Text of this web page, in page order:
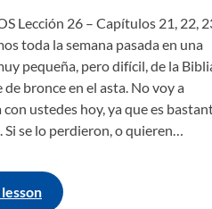
menudo se llama
moderno Reino Hachemita
era evitar conflictos con
descendían del
Lección 26 – Capítulos 21, 22,
toda la semana pasada en una
pequeña, pero difícil, de la
bronce en el asta. No voy a
con ustedes hoy, ya que es
Si se lo perdieron, o quieren…